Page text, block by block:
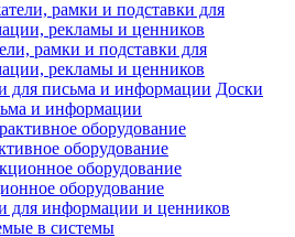
рамки и подставки для
рекламы и ценников
Доски
и информации
оборудование
оборудование